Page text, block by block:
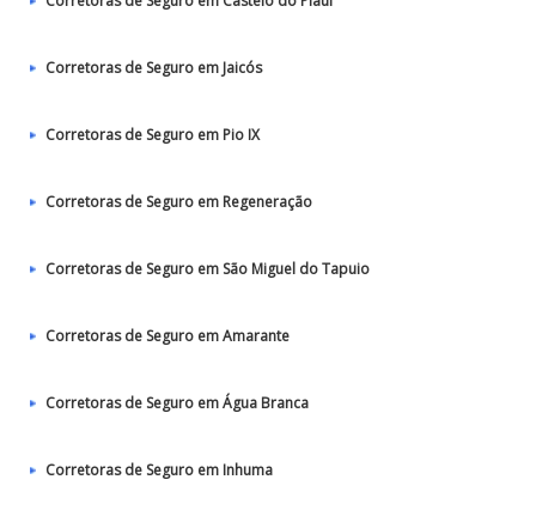
Corretoras de Seguro em Jaicós
Corretoras de Seguro em Pio IX
Corretoras de Seguro em Regeneração
Corretoras de Seguro em São Miguel do Tapuio
Corretoras de Seguro em Amarante
Corretoras de Seguro em Água Branca
Corretoras de Seguro em Inhuma